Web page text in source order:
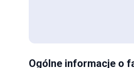
Ogólne informacje o